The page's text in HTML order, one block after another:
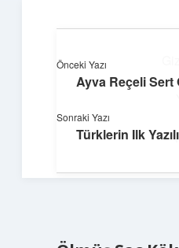
Güneşli
Enerji dolu
Önceki Yazı
Ayva Reçeli Sert
Sonraki Yazı
Türklerin Ilk